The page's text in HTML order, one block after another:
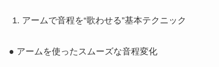
アームで音程を“歌わせる”基本テクニック
● アームを使ったスムーズな音程変化